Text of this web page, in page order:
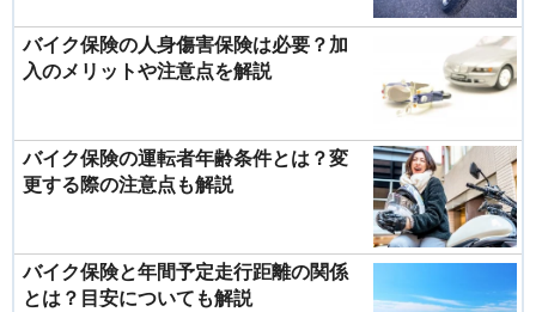
バイク保険の人身傷害保険は必要？加
入のメリットや注意点を解説
バイク保険の運転者年齢条件とは？変
更する際の注意点も解説
バイク保険と年間予定走行距離の関係
とは？目安についても解説